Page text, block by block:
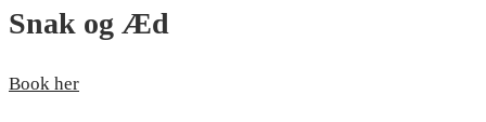
Snak og Æd
Book her